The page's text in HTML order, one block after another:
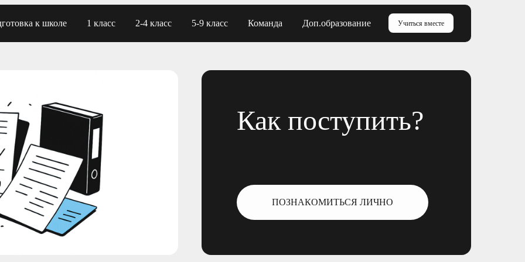
к школе 1 класс 2-4 класс 5-9 класс Команда Доп.образование Учиться вместе
Как поступить?
ПОЗНАКОМИТЬСЯ ЛИЧНО